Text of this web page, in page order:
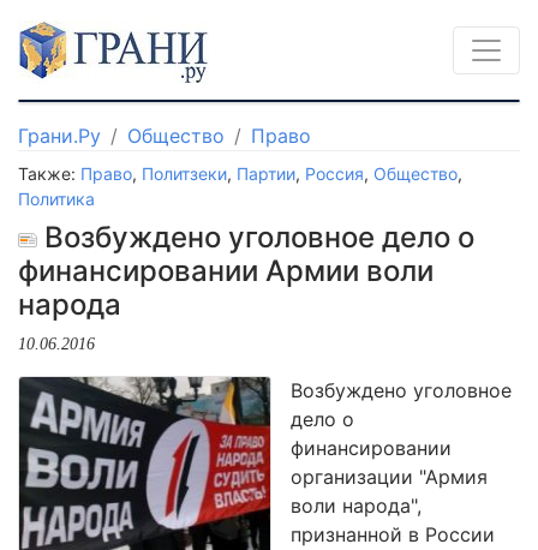
Грани.Ру Общество Право
Также: Право, Политзеки, Партии, Россия, Общество,
Политика
Возбуждено уголовное дело о
финансировании Армии воли
народа
10.06.2016
Возбуждено уголовное
дело о
финансировании
организации "Армия
воли народа",
признанной в России